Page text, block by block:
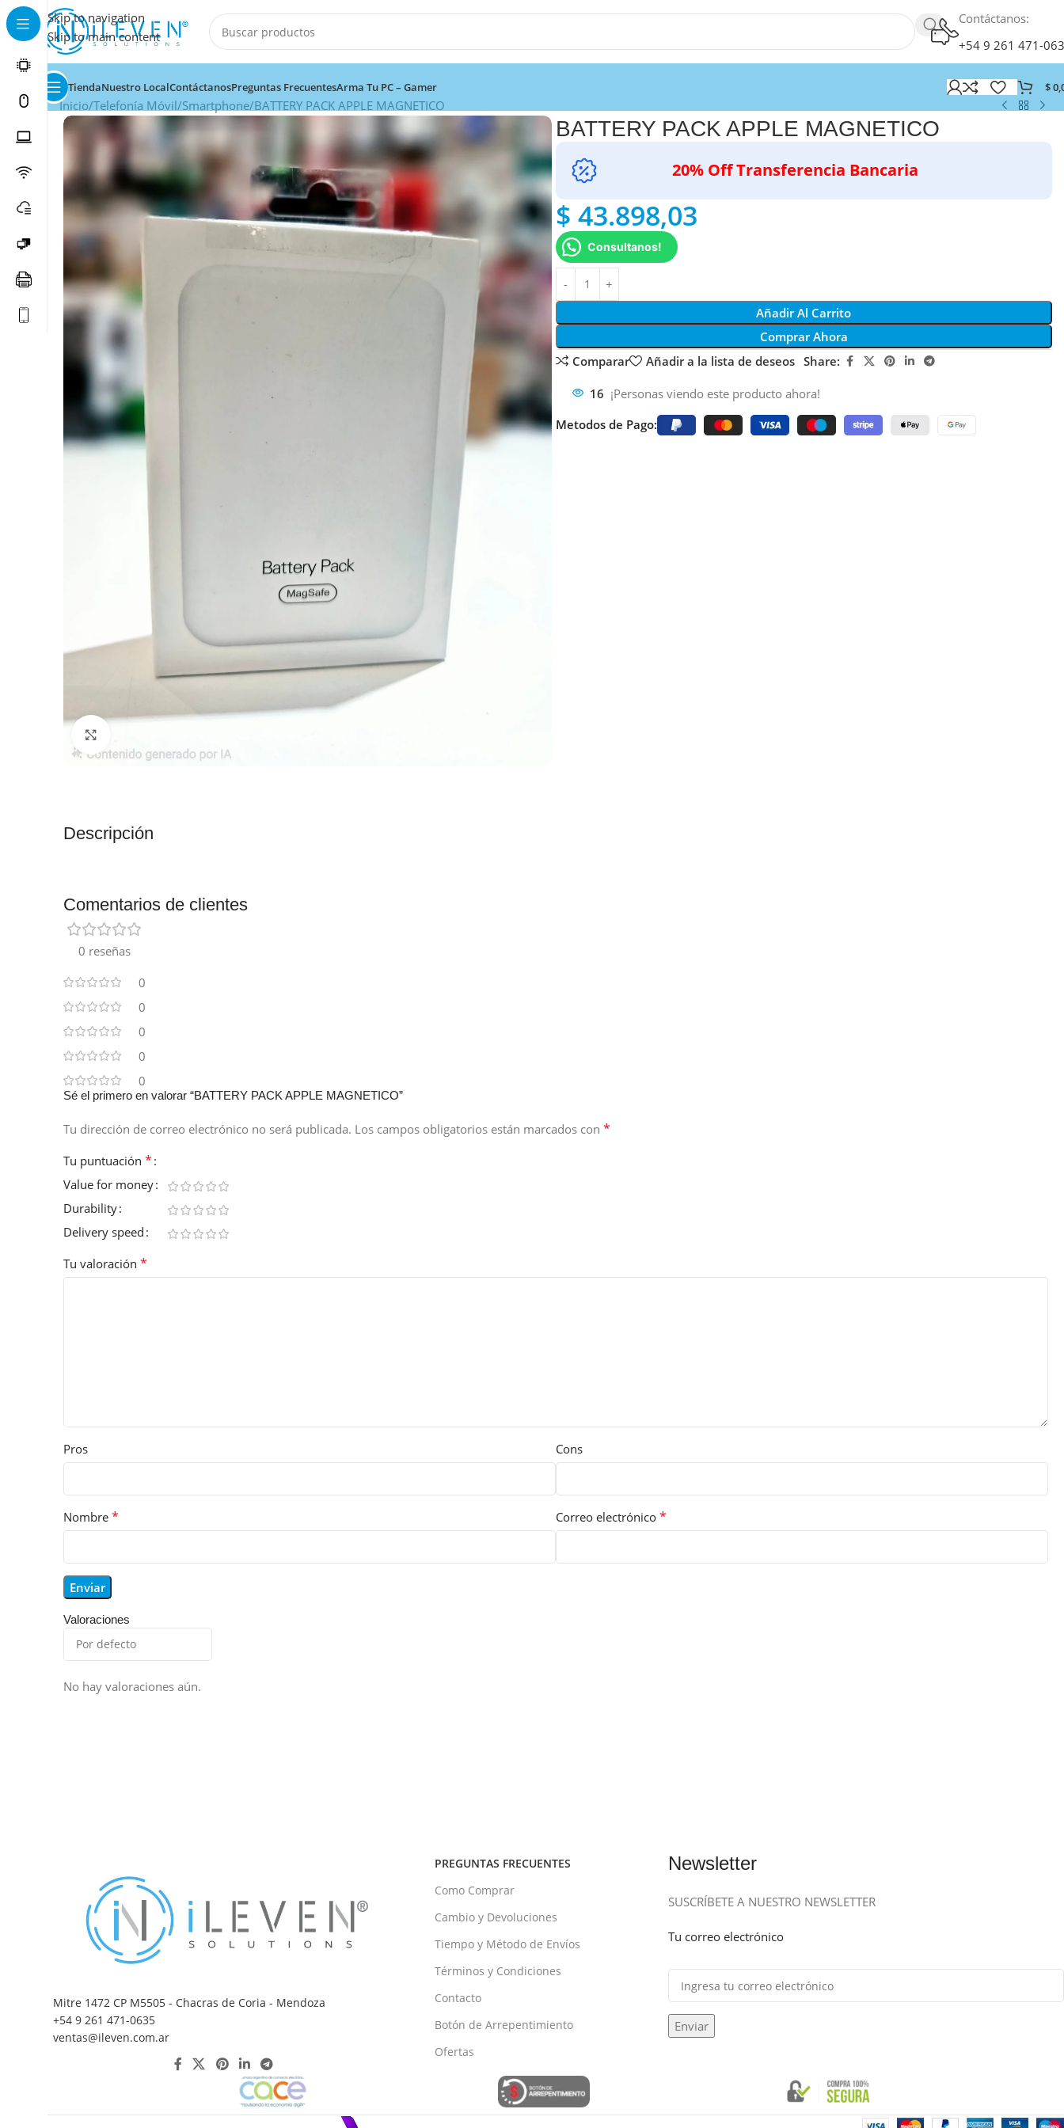
Skip to navigation
Skip to main content
Contáctanos:
+54 9 261 471-
TiendaNuestro LocalContáctanosPreguntas FrecuentesArma Tu PC – Gamer $
Inicio Telefonía Móvil Smartphone BATTERY PACK APPLE MAGNETICO
BATTERY PACK APPLE MAGNETICO
20% Off Transferencia Bancaria
$ 43.898,03
Consultanos!
Añadir Al Carrito
Comprar Ahora
Comparar
Añadir a la lista de deseos Share:
16 ¡Personas viendo este producto ahora!
Metodos de Pago:
Descripción
Comentarios de clientes
0 reseñas
0
0
0
0
0
Valoraciones
No hay valoraciones aún.
Sé el primero en valorar “BATTERY PACK APPLE MAGNETICO”
Tu dirección de correo electrónico no será publicada. Los campos obligatorios están marcados con *
Tu puntuación *
Value for money
Durability
Delivery speed
Tu valoración *
Pros Cons
Nombre * Correo electrónico *
Mitre 1472 CP M5505 - Chacras de Coria - Mendoza
+54 9 261 471-0635
ventas@ileven.com.ar
PREGUNTAS FRECUENTES
Como Comprar
Cambio y Devoluciones
Tiempo y Método de Envíos
Términos y Condiciones
Contacto
Botón de Arrepentimiento
Ofertas
Newsletter
SUSCRÍBETE A NUESTRO NEWSLETTER
Tu correo electrónico
Enviar